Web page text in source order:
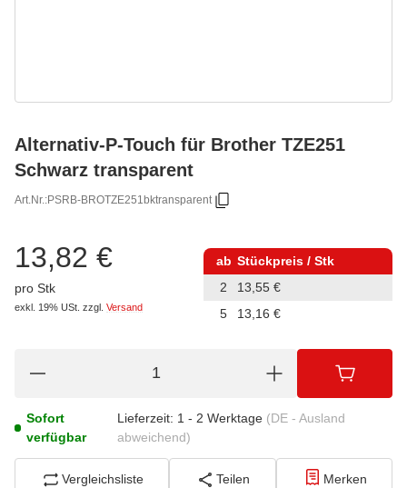
Alternativ-P-Touch für Brother TZE251
Schwarz transparent
Art.Nr.:PSRB-BROTZE251bktransparent
13,82 €
pro Stk
exkl. 19% USt. zzgl. Versand
ab Stückpreis / Stk
2
13,55 €
5
13,16 €
Sofort
verfügbar
Lieferzeit: 1 - 2 Werktage (DE - Ausland
abweichend)
Vergleichsliste Teilen Merken